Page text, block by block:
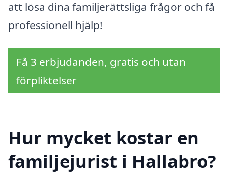
att lösa dina familjerättsliga frågor och få
professionell hjälp!
Få 3 erbjudanden, gratis och utan
förpliktelser
Hur mycket kostar en
familjejurist i Hallabro?